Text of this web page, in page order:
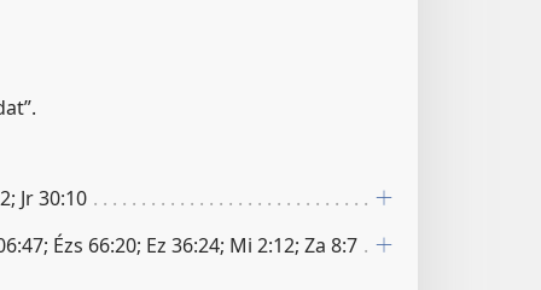
Jr 30:10
Ézs 66:20; Ez 36:24; Mi 2:12; Za 8:7